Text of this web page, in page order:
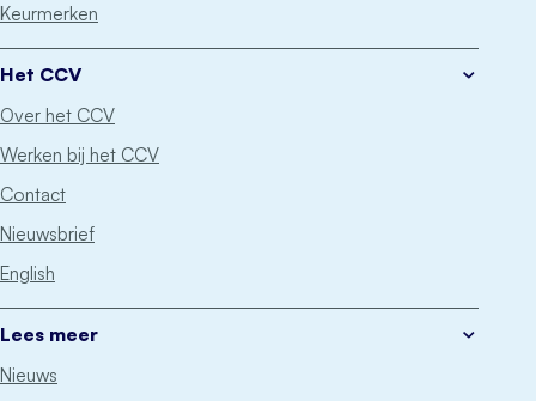
Keurmerken
Het CCV
Over het CCV
Werken bij het CCV
Contact
Nieuwsbrief
English
Lees meer
Nieuws